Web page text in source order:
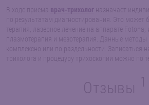
В ходе приема врач-трихолог назначает
по результатам диагностирования. Это может
терапия, лазерное лечение на аппарате
плазмотерапия и мезотерапия. Данные методы
комплексно или по раздельности. Записаться
трихолога и процедуру трихоскопии можно по
Отзывы 1